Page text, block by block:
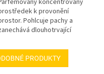
koncentrovaný
k provonění
Pohlcuje pachy a
dlouhotrvající
prostor...
PRODUKTY